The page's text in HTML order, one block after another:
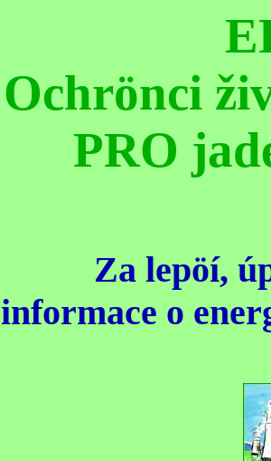
Ochrönci
PRO
Za lepöí,
informace o